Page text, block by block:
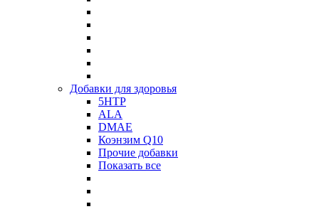
Добавки для здоровья
5HTP
ALA
DMAE
Коэнзим Q10
Прочие добавки
Показать все